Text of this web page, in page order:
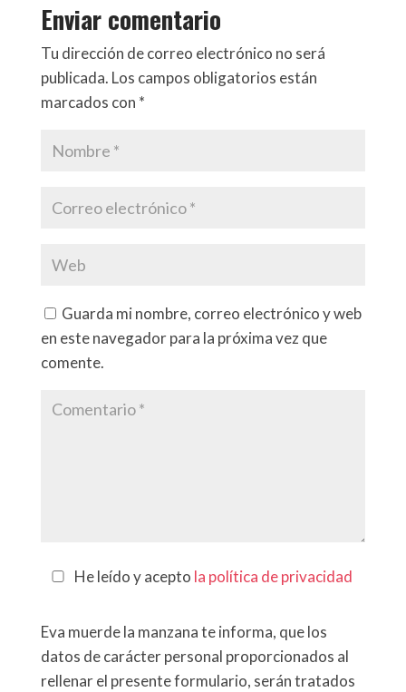
Enviar comentario
Tu dirección de correo electrónico no será
publicada. Los campos obligatorios están
marcados con *
Guarda mi nombre, correo electrónico y web
en este navegador para la próxima vez que
comente.
He leído y acepto la política de privacidad
Eva muerde la manzana te informa, que los
datos de carácter personal proporcionados al
rellenar el presente formulario, serán tratados